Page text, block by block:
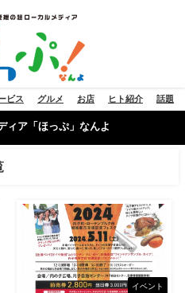
ビス グルメ お店 ヒト紹介 話題
ィア「ほっぷ」なんよ
イベント